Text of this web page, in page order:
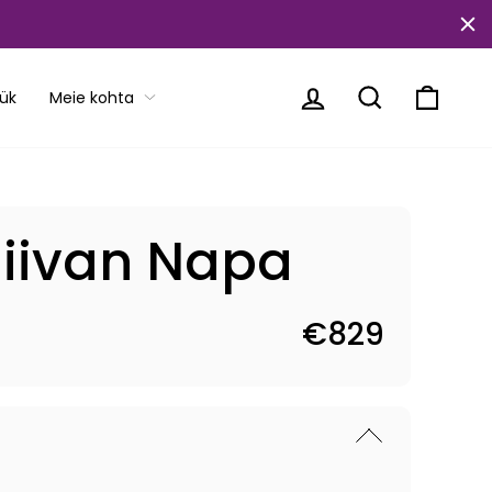
Meie kohta Logi sisse Translation
Napa
€829